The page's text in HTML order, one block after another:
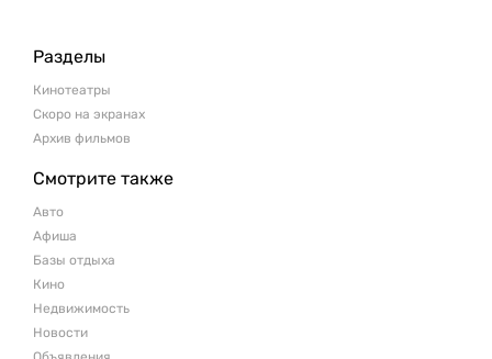
Разделы
Кинотеатры
Скоро на экранах
Архив фильмов
Смотрите также
Авто
Афиша
Базы отдыха
Кино
Недвижимость
Новости